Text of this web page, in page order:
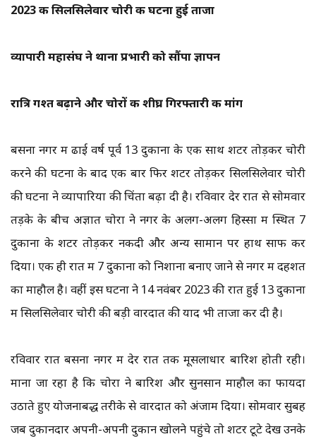
2023 की सिलसिलेवार चोरी की घटना हुई ताजा
व्यापारी महासंघ ने थाना प्रभारी को सौंपा ज्ञापन
रात्रि गश्त बढ़ाने और चोरों की शीघ्र गिरफ्तारी की मांग
बसना नगर में ढाई वर्ष पूर्व 13 दुकानों के एक साथ शटर तोड़कर चोरी
करने की घटना के बाद एक बार फिर शटर तोड़कर सिलसिलेवार चोरी
की घटना ने व्यापारियों की चिंता बढ़ा दी है। रविवार देर रात से सोमवार
तड़के के बीच अज्ञात चोरों ने नगर के अलग-अलग हिस्सों में स्थित 7
दुकानों के शटर तोड़कर नकदी और अन्य सामान पर हाथ साफ कर
दिया। एक ही रात में 7 दुकानों को निशाना बनाए जाने से नगर में दहशत
का माहौल है। वहीं इस घटना ने 14 नवंबर 2023 की रात हुई 13 दुकानों
में सिलसिलेवार चोरी की बड़ी वारदात की याद भी ताजा कर दी है।
रविवार रात बसना नगर में देर रात तक मूसलाधार बारिश होती रही।
माना जा रहा है कि चोरों ने बारिश और सुनसान माहौल का फायदा
उठाते हुए योजनाबद्ध तरीके से वारदात को अंजाम दिया। सोमवार सुबह
जब दुकानदार अपनी-अपनी दुकानें खोलने पहुंचे तो शटर टूटे देख उनके